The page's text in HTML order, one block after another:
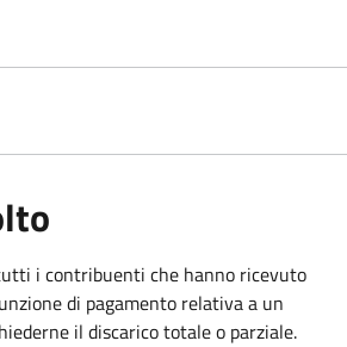
i contribuenti che hanno ricevuto
di pagamento relativa a un
il discarico totale o parziale.